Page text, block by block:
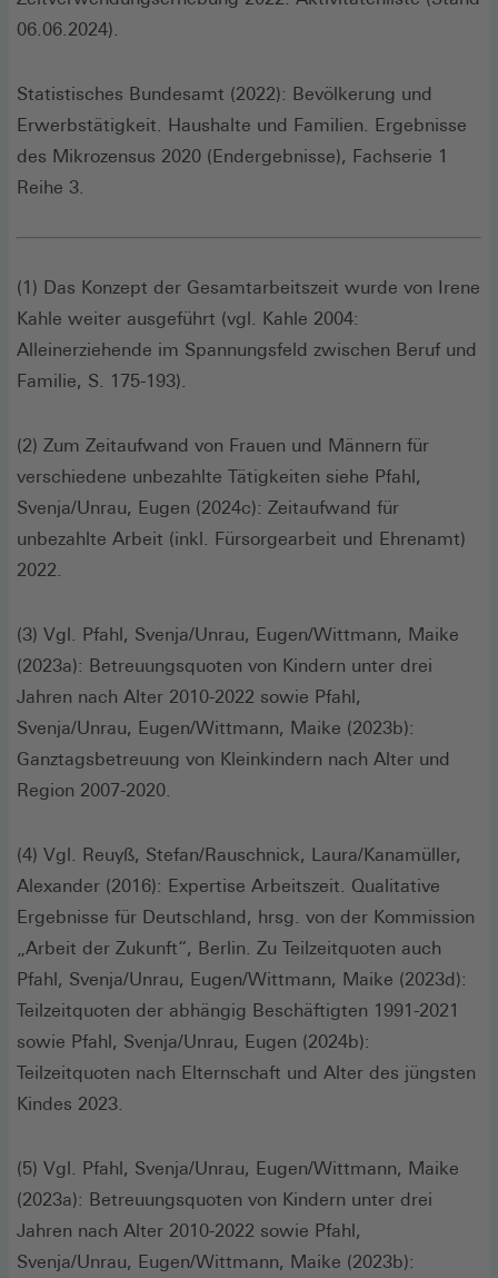
06.06.2024).
Statistisches Bundesamt (2022): Bevölkerung und
Erwerbstätigkeit. Haushalte und Familien. Ergebnisse
des Mikrozensus 2020 (Endergebnisse), Fachserie 1
Reihe 3.
(1) Das Konzept der Gesamtarbeitszeit wurde von Irene
Kahle weiter ausgeführt (vgl. Kahle 2004:
Alleinerziehende im Spannungsfeld zwischen Beruf und
Familie, S. 175-193).
(2) Zum Zeitaufwand von Frauen und Männern für
verschiedene unbezahlte Tätigkeiten siehe Pfahl,
Svenja/Unrau, Eugen (2024c): Zeitaufwand für
unbezahlte Arbeit (inkl. Fürsorgearbeit und Ehrenamt)
2022.
(3) Vgl. Pfahl, Svenja/Unrau, Eugen/Wittmann, Maike
(2023a): Betreuungsquoten von Kindern unter drei
Jahren nach Alter 2010-2022 sowie Pfahl,
Svenja/Unrau, Eugen/Wittmann, Maike (2023b):
Ganztagsbetreuung von Kleinkindern nach Alter und
Region 2007-2020.
(4) Vgl. Reuyß, Stefan/Rauschnick, Laura/Kanamüller,
Alexander (2016): Expertise Arbeitszeit. Qualitative
Ergebnisse für Deutschland, hrsg. von der Kommission
„Arbeit der Zukunft“, Berlin. Zu Teilzeitquoten auch
Pfahl, Svenja/Unrau, Eugen/Wittmann, Maike (2023d):
Teilzeitquoten der abhängig Beschäftigten 1991-2021
sowie Pfahl, Svenja/Unrau, Eugen (2024b):
Teilzeitquoten nach Elternschaft und Alter des jüngsten
Kindes 2023.
(5) Vgl. Pfahl, Svenja/Unrau, Eugen/Wittmann, Maike
(2023a): Betreuungsquoten von Kindern unter drei
Jahren nach Alter 2010-2022 sowie Pfahl,
Svenja/Unrau, Eugen/Wittmann, Maike (2023b):